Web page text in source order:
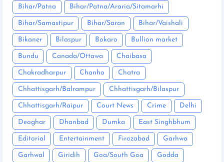
Bihar/Patna Bihar/Patna/Araria/Sitamarhi
Bihar/Samastipur Bihar/Saran Bihar/Vaishali
Bikaner Bilaspur Bokaro Bullion market
Bundu Canada/Ottawa Chaibasa
Chakradharpur Chanho Chatra
Chhattisgarh/Balrampur Chhattisgarh/Bilaspur
Chhattisgarh/Raipur Court News Crime Delhi
Deoghar Dhanbad Dumka East Singhbhum
Editorial Entertainment Firozabad Garhwa
Garhwal Giridih Goa/South Goa Godda